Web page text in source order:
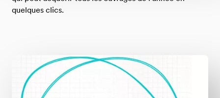
quelques clics.